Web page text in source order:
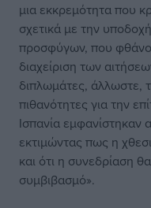
μια εκκρεμότητα που
σχετικά με την
προσφύγων, που
διαχείριση των
διπλωμάτες, άλλωστε,
πιθανότητες για την
Ισπανία εμφανίστηκαν
εκτιμώντας πως η
και ότι η συνεδρίαση
συμβιβασμό».